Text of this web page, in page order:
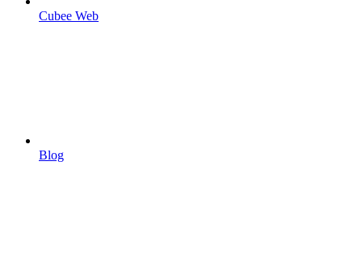
Cubee Web
Blog